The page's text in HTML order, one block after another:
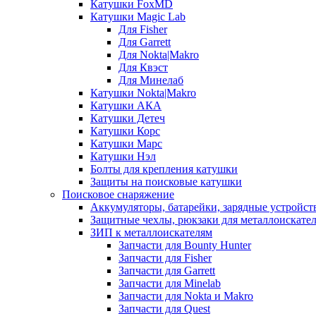
Катушки FoxMD
Катушки Magic Lab
Для Fisher
Для Garrett
Для Nokta|Makro
Для Квэст
Для Минелаб
Катушки Nokta|Makro
Катушки АКА
Катушки Детеч
Катушки Корс
Катушки Марс
Катушки Нэл
Болты для крепления катушки
Защиты на поисковые катушки
Поисковое снаряжение
Аккумуляторы, батарейки, зарядные
Защитные чехлы, рюкзаки для
ЗИП к металлоискателям
Запчасти для Bounty Hunter
Запчасти для Fisher
Запчасти для Garrett
Запчасти для Minelab
Запчасти для Nokta и Makro
Запчасти для Quest